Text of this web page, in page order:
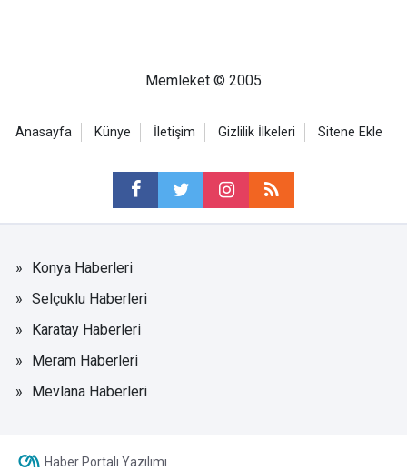
Memleket © 2005
Anasayfa Künye İletişim Gizlilik İlkeleri Sitene Ekle
Konya Haberleri
Selçuklu Haberleri
Karatay Haberleri
Meram Haberleri
Mevlana Haberleri
Haber Portalı Yazılımı